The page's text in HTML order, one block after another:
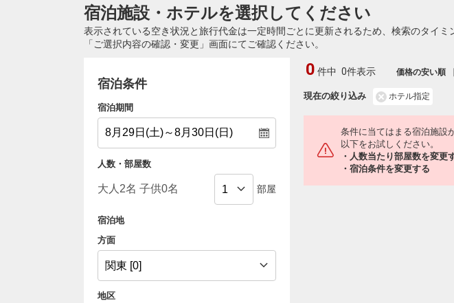
宿泊施設・ホテルを選択してください
表示されている空き状況と旅行代金は一定時間ごとに更新されるため、検索のタイ
「ご選択内容の確認・変更」画面にてご確認ください。
宿泊条件
宿泊期間
人数・部屋数
部屋
宿泊地
方面
地区
現在の絞り込み ホテル指定
0 件中 0件表示 価格の安い順
条件に当てはまる宿泊施設
以下をお試しください。
・人数当たり部屋数を変更
・宿泊条件を変更する